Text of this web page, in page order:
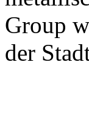
Group
der